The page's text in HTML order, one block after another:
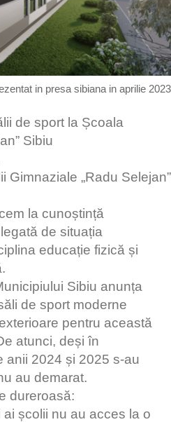
in presa sibiana in aprilie 2023
de sport la Școala
Sibiu
Gimnaziale „Radu Selejan”
la cunoștință
de situația
educație fizică și
Sibiu anunța
de sport moderne
pentru această
atunci, deși în
anii 2024 și 2025 s-au
au demarat.
dureroasă:
școlii nu au acces la o